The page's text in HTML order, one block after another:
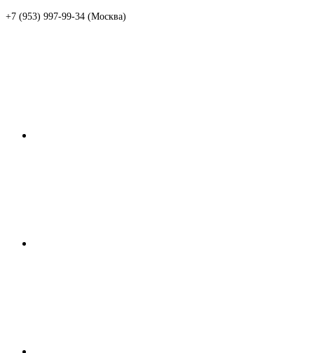
+7 (953) 997-99-34 (Москва)